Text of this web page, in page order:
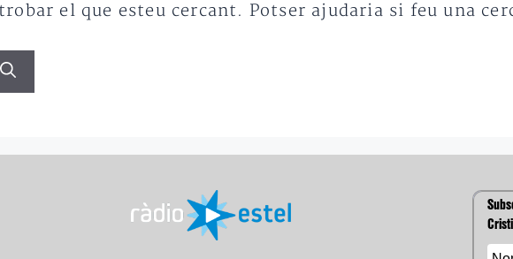
el que esteu cercant. Potser ajudaria si feu una